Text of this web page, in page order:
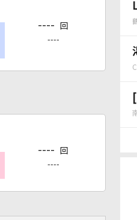
---- 回
----
---- 回
----